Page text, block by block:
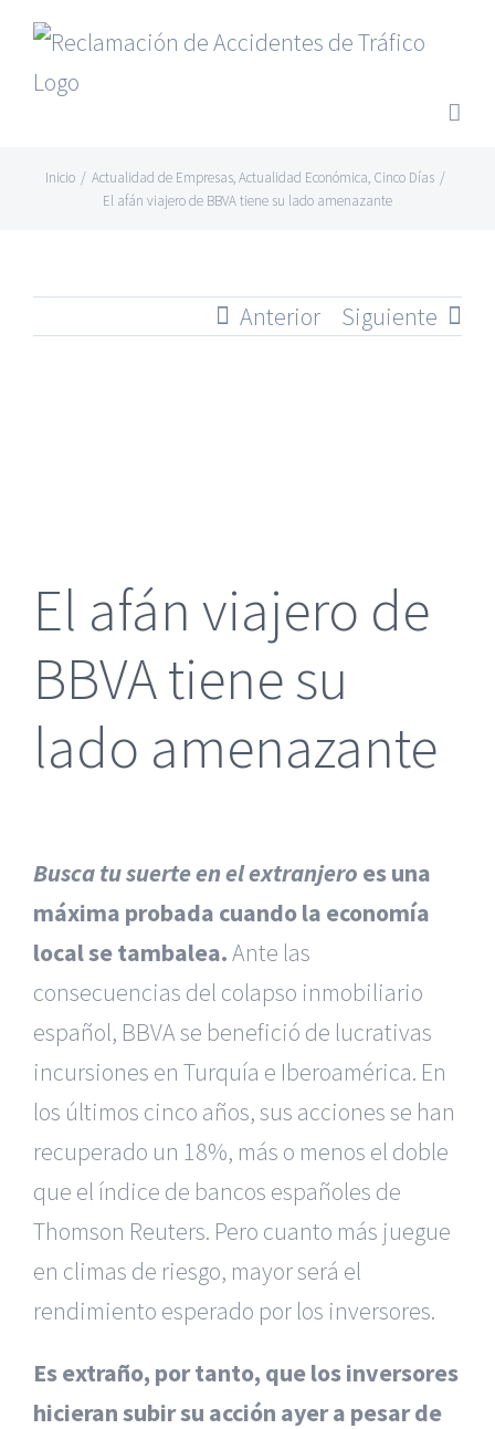
Saltar
contenido
Inicio / Actualidad de Empresas,Actualidad Económica, Cinco Días /
El afán viajero de BBVA tiene su lado amenazante
Anterior Siguiente
El afán viajero de
BBVA tiene su
lado amenazante
Busca tu suerte en el extranjero es una
máxima probada cuando la economía
local se tambalea.Ante las
consecuencias del colapso inmobiliario
español, BBVA se benefició de lucrativas
incursiones en Turquía e Iberoamérica. En
los últimos cinco años, sus acciones se han
recuperado un 18%, más o menos el doble
que el índice de bancos españoles de
Thomson Reuters. Pero cuanto más juegue
en climas de riesgo, mayor será el
rendimiento esperado por los inversores.
Es extraño, por tanto, que los inversores
hicieran subir su acción ayer a pesar de